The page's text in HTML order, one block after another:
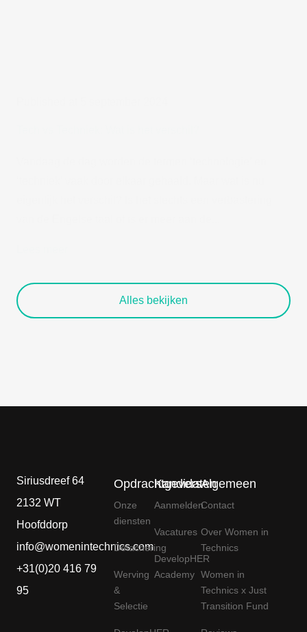
Alles bekijken
Siriusdreef 64
2132 WT
Hoofddorp
info@womenintechnics.com
+31(0)20 416 79
95
Opdrachtgevers
Onze
diensten
Detachering
Werving
&
Selectie
Kandidaten
Aanmelden
Vacatures
DevelopHER
Academy
Algemeen
Contact
Over Women in
Technics
Women in
Technics x Just
Transition Fund